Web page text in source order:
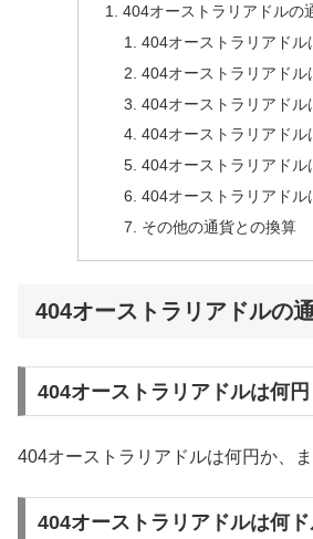
404オーストラリアドルの
404オーストラリアドル
404オーストラリアドル
404オーストラリアドル
404オーストラリアドル
404オーストラリアドル
404オーストラリアドル
その他の通貨との換算
404オーストラリアドルの
404オーストラリアドルは何円
404オーストラリアドルは何円か、ま
404オーストラリアドルは何